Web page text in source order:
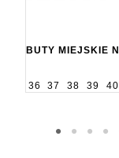
BUTY MIEJSKIE
36 37 38 39 40